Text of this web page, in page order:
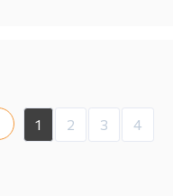
1 2 3 4